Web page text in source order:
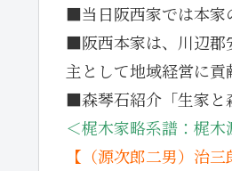
■当日阪西家では本家
■阪西本家は、川辺郡
主として地域経営に貢
■森琴石紹介「生家
＜梶木家略系譜：梶木
【（源次郎二男）治